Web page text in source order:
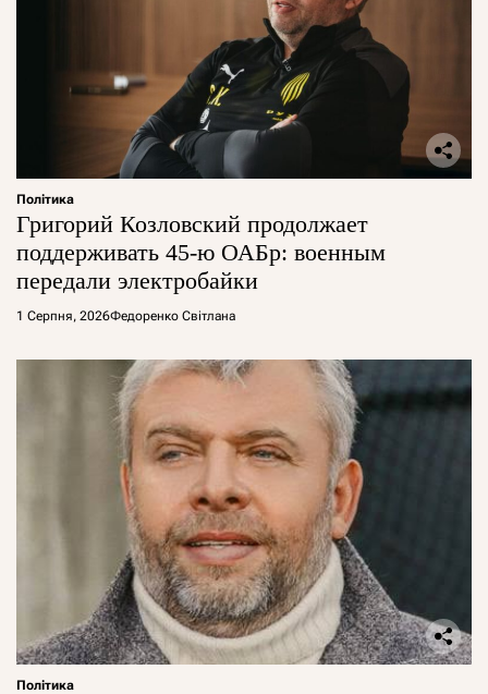
Політика
Григорий Козловский продолжает
поддерживать 45-ю ОАБр: военным
передали электробайки
1 Серпня, 2026Федоренко Світлана
Політика